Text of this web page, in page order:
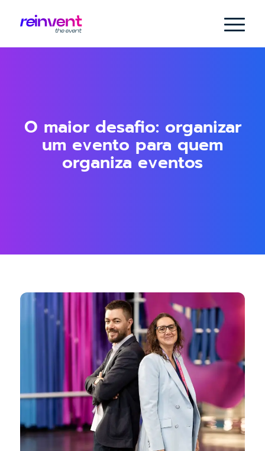
O maior desafio: organizar
um evento para quem
organiza eventos